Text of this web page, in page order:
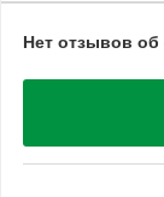
Нет отзывов об